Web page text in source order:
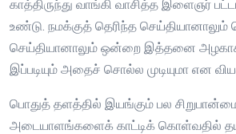
காத்திருந்து வாங்கி வாசித்த இளைஞர்
உண்டு. நமக்குத் தெரிந்த செய்தியானாலும்
செய்தியானாலும் ஒன்றை இத்தனை
இப்படியும் அதைச் சொல்ல முடியுமா என
பொதுத் தளத்தில் இயங்கும் பல
அடையாளங்களைக் காட்டிக் கொள்வதில்